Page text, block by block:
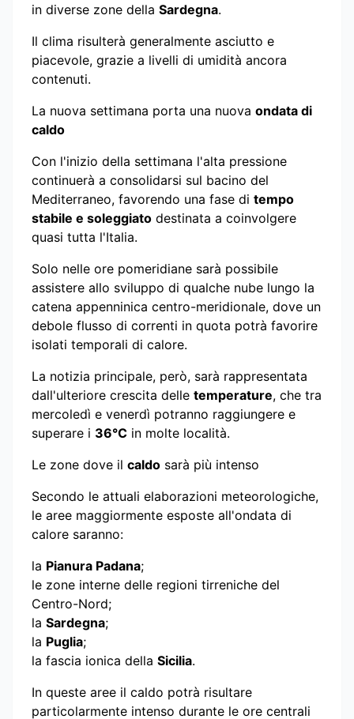
in diverse zone della Sardegna.
Il clima risulterà generalmente asciutto e
piacevole, grazie a livelli di umidità ancora
contenuti.
La nuova settimana porta una nuova ondata di
caldo
Con l'inizio della settimana l'alta pressione
continuerà a consolidarsi sul bacino del
Mediterraneo, favorendo una fase di tempo
stabile e soleggiato destinata a coinvolgere
quasi tutta l'Italia.
Solo nelle ore pomeridiane sarà possibile
assistere allo sviluppo di qualche nube lungo la
catena appenninica centro-meridionale, dove un
debole flusso di correnti in quota potrà favorire
isolati temporali di calore.
La notizia principale, però, sarà rappresentata
dall'ulteriore crescita delle temperature, che tra
mercoledì e venerdì potranno raggiungere e
superare i 36°C in molte località.
Le zone dove il caldo sarà più intenso
Secondo le attuali elaborazioni meteorologiche,
le aree maggiormente esposte all'ondata di
calore saranno:
la Pianura Padana;
le zone interne delle regioni tirreniche del
Centro-Nord;
la Sardegna;
la Puglia;
la fascia ionica della Sicilia.
In queste aree il caldo potrà risultare
particolarmente intenso durante le ore centrali